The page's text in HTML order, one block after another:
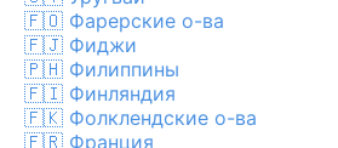
🇫🇴 Фарерские о-ва
🇫🇯 Фиджи
🇵🇭 Филиппины
🇫🇮 Финляндия
🇫🇰 Фолклендские о-ва
🇫🇷 Франция